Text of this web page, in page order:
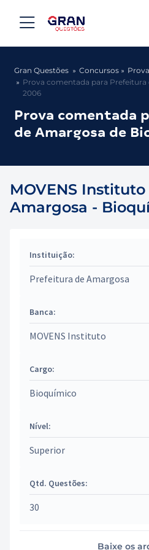
Gran Questões Concursos
Prova comentada para
2006
Prova comentada
de Amargosa de
MOVENS
Amargosa -
Instituição:
Prefeitura de Amargosa
Banca:
MOVENS Instituto
Cargo:
Bioquímico
Nível:
Superior
Qtd. Questões:
30
Baixe os